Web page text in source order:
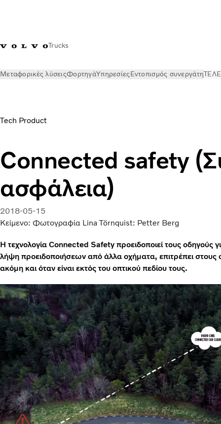
Trucks
Μεταφορικές λύσειςΦορτηγάΥπηρεσίεςΕντοπισμός συνεργάτη
Tech Product
Connected safety
ασφάλεια)
2018-05-15
Κείμενο: Φωτογραφία Lina Törnquist: Petter Berg
Η τεχνολογία Connected Safety προειδοποιεί τους οδηγούς
λήψη προειδοποιήσεων από άλλα οχήματα, επιτρέπει στους
ακόμη και όταν είναι εκτός του οπτικού πεδίου τους.